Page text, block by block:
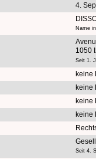
4.
Name
1050
Seit 1.
keine
keine
keine
keine
Seit 4.